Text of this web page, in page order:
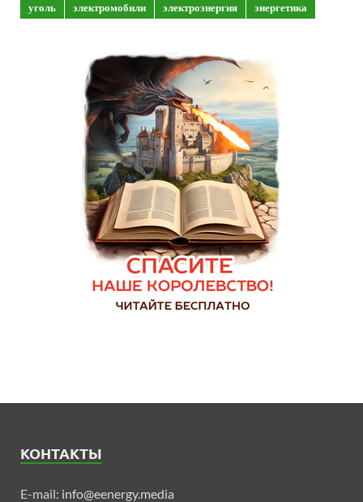
уголь
электромобили электроэнергия энергетика
КОНТАКТЫ
E-mail: info@eenergy.media